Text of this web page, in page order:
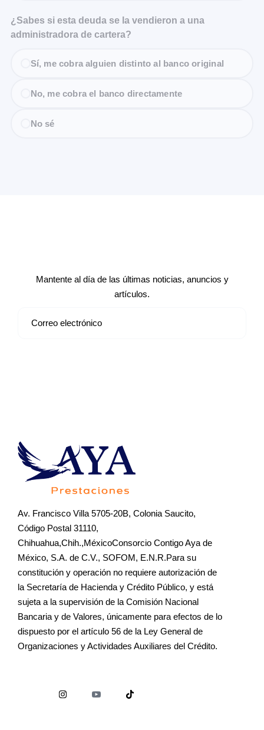
¿Sabes si esta deuda se la vendieron a una
administradora de cartera?
Sí, me cobra alguien distinto al banco original
No, me cobra el banco directamente
No sé
Mantente al día de las últimas noticias, anuncios y
artículos.
Av. Francisco Villa 5705-20B, Colonia Saucito,
Código Postal 31110,
Chihuahua,Chih.,MéxicoConsorcio Contigo Aya de
México, S.A. de C.V., SOFOM, E.N.R.Para su
constitución y operación no requiere autorización de
la Secretaría de Hacienda y Crédito Público, y está
sujeta a la supervisión de la Comisión Nacional
Bancaria y de Valores, únicamente para efectos de lo
dispuesto por el artículo 56 de la Ley General de
Organizaciones y Actividades Auxiliares del Crédito.